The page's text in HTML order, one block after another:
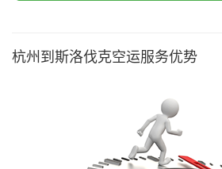
杭州到斯洛伐克空运服务优势